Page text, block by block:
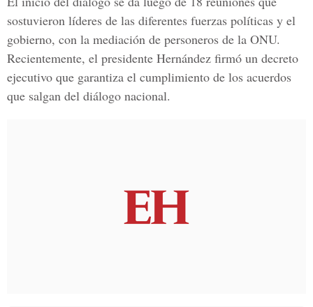
sostuvieron líderes de las diferentes fuerzas políticas y el
gobierno, con la mediación de personeros de la ONU.
Recientemente, el presidente Hernández firmó un decreto
ejecutivo que garantiza el cumplimiento de los acuerdos
que salgan del diálogo nacional.